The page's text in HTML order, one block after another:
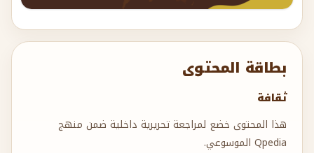
بطاقة المحتوى
ثقافة
هذا المحتوى خضع لمراجعة تحريرية داخلية ضمن منهج
Qpedia الموسوعي.